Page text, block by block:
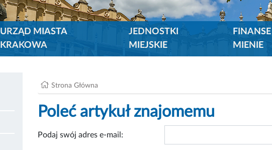
URZĄD MIASTA
KRAKOWA
JEDNOSTKI
MIEJSKIE
FINANSE I
MIENIE
Strona Główna
Poleć artykuł znajomemu
Podaj swój adres e-mail: